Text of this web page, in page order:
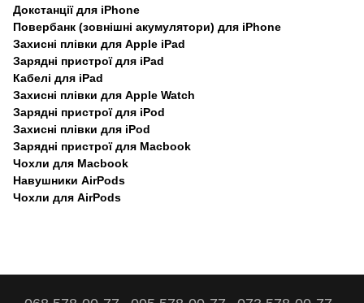
Докстанції для iPhone
Повербанк (зовнішні акумулятори) для iPhone
Захисні плівки для Apple iPad
Зарядні пристрої для iPad
Кабелі для iPad
Захисні плівки для Apple Watch
Зарядні пристрої для iPod
Захисні плівки для iPod
Зарядні пристрої для Macbook
Чохли для Macbook
Навушники AirPods
Чохли для AirPods